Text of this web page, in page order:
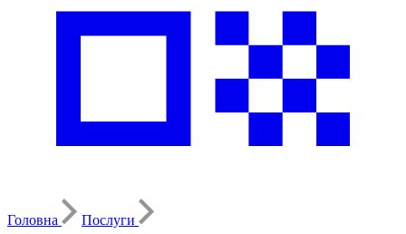
Головна
Послуги